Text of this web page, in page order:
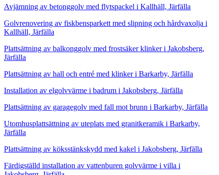
Avjämning av betonggolv med flytspackel i Kallhäll, Järfälla
Golvrenovering av fiskbensparkett med slipning och hårdvaxolja i
Kallhäll, Järfälla
Plattsättning av balkonggolv med frostsäker klinker i Jakobsberg,
Järfälla
Plattsättning av hall och entré med klinker i Barkarby, Järfälla
Installation av elgolvvärme i badrum i Jakobsberg, Järfälla
Plattsättning av garagegolv med fall mot brunn i Barkarby, Järfälla
Utomhusplattsättning av uteplats med granitkeramik i Barkarby,
Järfälla
Plattsättning av köksstänkskydd med kakel i Jakobsberg, Järfälla
Färdigställd installation av vattenburen golvvärme i villa i